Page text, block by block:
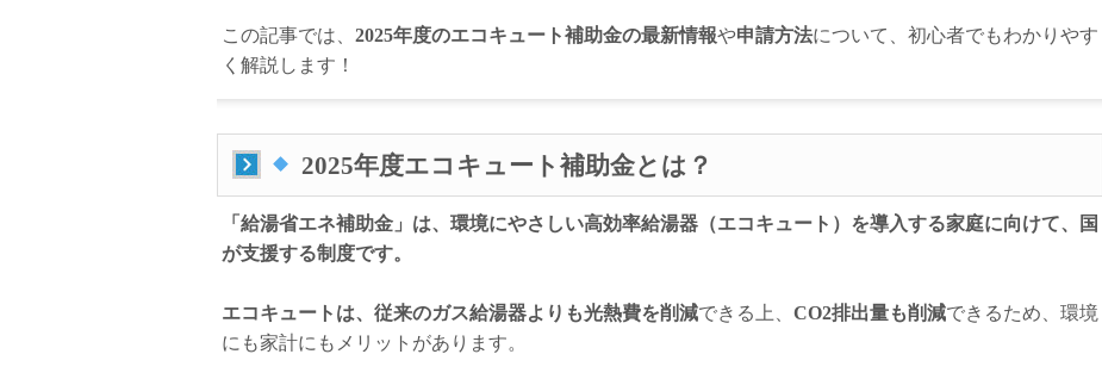
この記事では、 2025年度のエコキュート補助金の最新情報や申請方法について、初心者でもわかりやす
く解説します！
2025年度エコキュート補助金とは？
「給湯省エネ補助金」は、環境にやさしい高効率給湯器（エコキュート）を導入する家庭に向けて、国
が支援する制度です。
エコキュートは、従来のガス給湯器よりも光熱費を削減できる上、 CO2排出量も削減できるため、環境
にも家計にもメリットがあります。